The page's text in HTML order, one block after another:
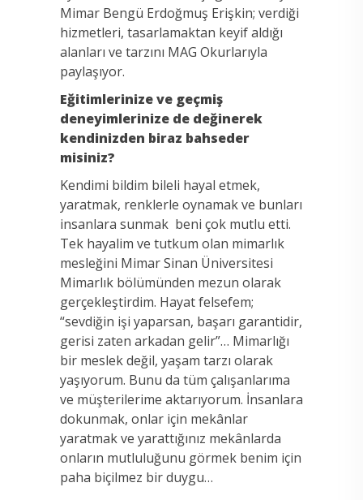
Mimar Bengü Erdoğmuş Erişkin; verdiği
hizmetleri, tasarlamaktan keyif aldığı
alanları ve tarzını MAG Okurlarıyla
paylaşıyor.
Eğitimlerinize ve geçmiş
deneyimlerinize de değinerek
kendinizden biraz bahseder
misiniz?
Kendimi bildim bileli hayal etmek,
yaratmak, renklerle oynamak ve bunları
insanlara sunmak beni çok mutlu etti.
Tek hayalim ve tutkum olan mimarlık
mesleğini Mimar Sinan Üniversitesi
Mimarlık bölümünden mezun olarak
gerçekleştirdim. Hayat felsefem;
“sevdiğin işi yaparsan, başarı garantidir,
gerisi zaten arkadan gelir”… Mimarlığı
bir meslek değil, yaşam tarzı olarak
yaşıyorum. Bunu da tüm çalışanlarıma
ve müşterilerime aktarıyorum. İnsanlara
dokunmak, onlar için mekânlar
yaratmak ve yarattığınız mekânlarda
onların mutluluğunu görmek benim için
paha biçilmez bir duygu…